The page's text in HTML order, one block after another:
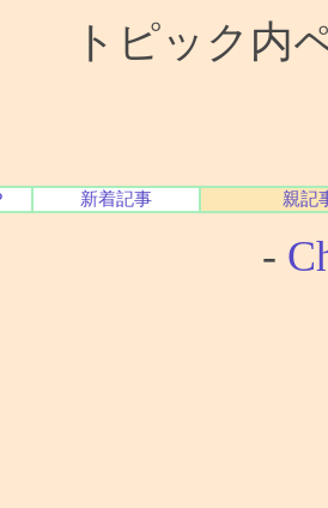
トピック内
新着記事 親記
-